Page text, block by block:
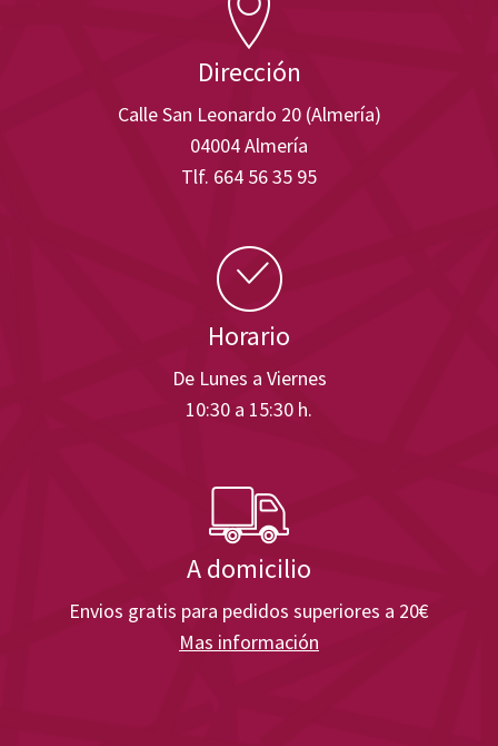
Dirección
Calle San Leonardo 20 (Almería)
04004 Almería
Tlf. 664 56 35 95
Horario
De Lunes a Viernes
10:30 a 15:30 h.
A domicilio
Envios gratis para pedidos superiores a 20€
Mas información